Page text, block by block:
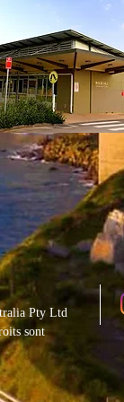
Pty Ltd
sont